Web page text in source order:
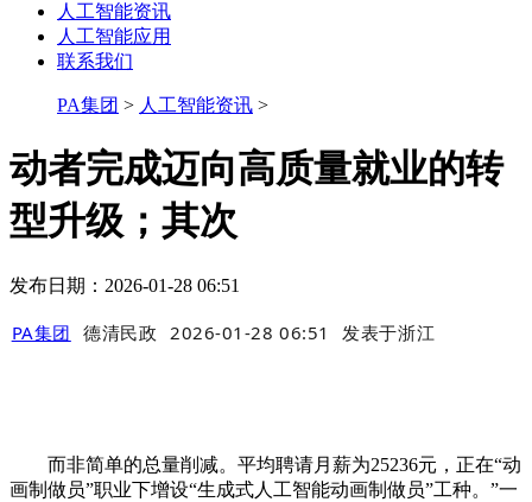
人工智能资讯
人工智能应用
联系我们
PA集团 > 人工智能资讯 >
动者完成迈向高质量就业的转
型升级；其次
发布日期：2026-01-28 06:51
PA集团 德清民政 2026-01-28 06:51 发表于浙江
而非简单的总量削减。平均聘请月薪为25236元，正在“动
画制做员”职业下增设“生成式人工智能动画制做员”工种。”一